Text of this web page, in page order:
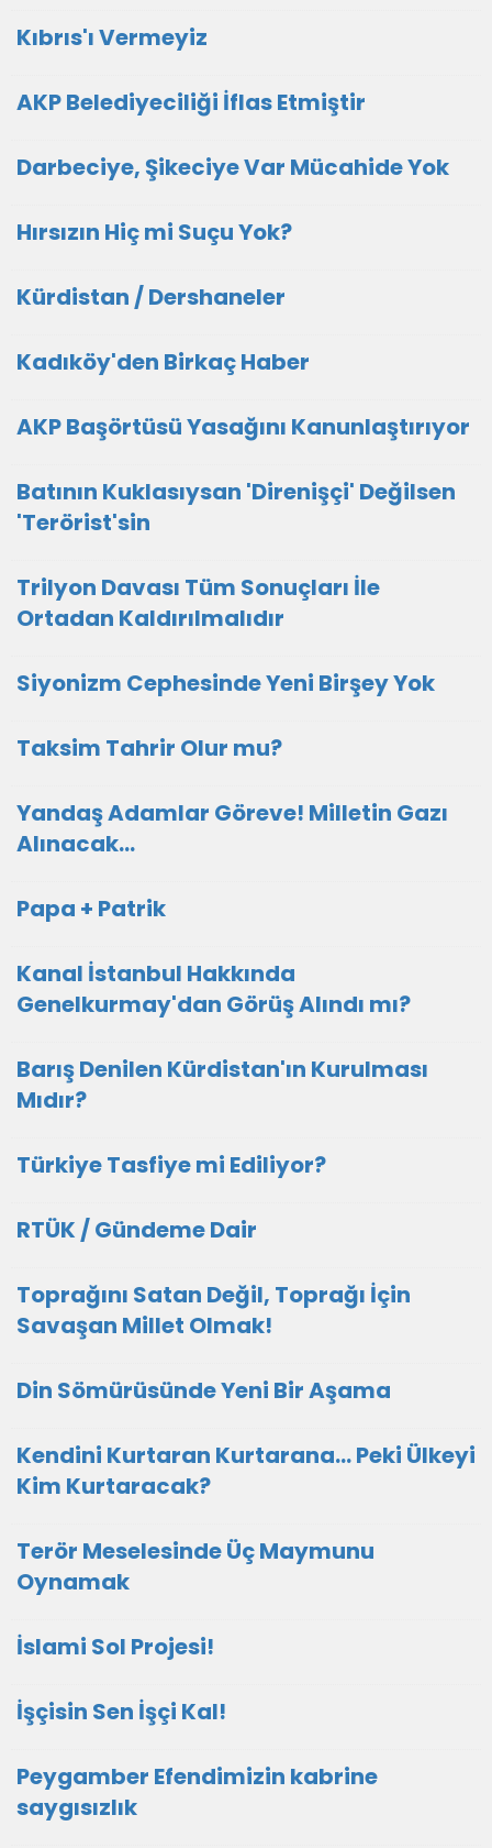
Kıbrıs'ı Vermeyiz
AKP Belediyeciliği İflas Etmiştir
Darbeciye, Şikeciye Var Mücahide Yok
Hırsızın Hiç mi Suçu Yok?
Kürdistan / Dershaneler
Kadıköy'den Birkaç Haber
AKP Başörtüsü Yasağını Kanunlaştırıyor
Batının Kuklasıysan 'Direnişçi' Değilsen
'Terörist'sin
Trilyon Davası Tüm Sonuçları İle
Ortadan Kaldırılmalıdır
Siyonizm Cephesinde Yeni Birşey Yok
Taksim Tahrir Olur mu?
Yandaş Adamlar Göreve! Milletin Gazı
Alınacak...
Papa + Patrik
Kanal İstanbul Hakkında
Genelkurmay'dan Görüş Alındı mı?
Barış Denilen Kürdistan'ın Kurulması
Mıdır?
Türkiye Tasfiye mi Ediliyor?
RTÜK / Gündeme Dair
Toprağını Satan Değil, Toprağı İçin
Savaşan Millet Olmak!
Din Sömürüsünde Yeni Bir Aşama
Kendini Kurtaran Kurtarana… Peki Ülkeyi
Kim Kurtaracak?
Terör Meselesinde Üç Maymunu
Oynamak
İslami Sol Projesi!
İşçisin Sen İşçi Kal!
Peygamber Efendimizin kabrine
saygısızlık